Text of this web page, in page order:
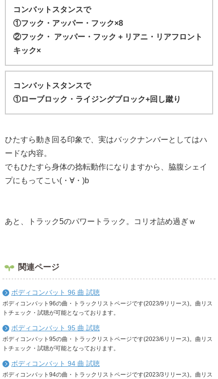
コンバットスタンスで
①フック・アッパー・フック×8
②フック・ アッパー・フック + リアニ・リアフロント
キック×
コンバットスタンスで
①ローブロック・ライジングブロック+回し蹴り
ひたすら動き回る印象で、実はバックナンバーとしてはハ
ードな内容。
でもひたすら身体の捻転動作になりますから、脇腹シェイ
プにもってこい(・∀・)b
あと、トラック5のパワートラック。コリオ詰め過ぎｗ
関連ページ
ボディコンバット 96 曲 試聴
ボディコンバット96の曲・トラックリストページです(2023/9リリース)。曲リス
トチェック・試聴が可能となっております。
ボディコンバット 95 曲 試聴
ボディコンバット95の曲・トラックリストページです(2023/6リリース)。曲リス
トチェック・試聴が可能となっております。
ボディコンバット 94 曲 試聴
ボディコンバット94の曲・トラックリストページです(2023/3リリース)。曲リス